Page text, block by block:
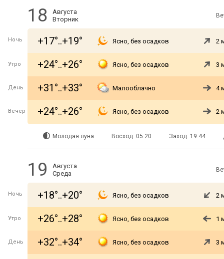
18
Августа
Вторник
Ночь +17°..+19° Ясно, без осадков 2
Утро +24°..+26° Ясно, без осадков 3
День +31°..+33° Малооблачно 4
Вечер +24°..+26° Ясно, без осадков 2
Молодая луна Восход: 05:20 Заход: 19:44
19
Августа
Среда
Ночь +18°..+20° Ясно, без осадков 2
Утро +26°..+28° Ясно, без осадков 1
День +32°..+34° Ясно, без осадков 3